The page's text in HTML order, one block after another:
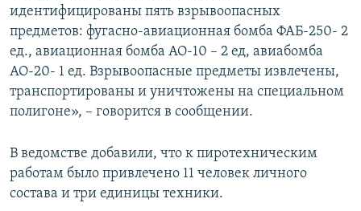
идентифицированы пять взрывоопасных
предметов: фугасно-авиационная бомба ФАБ-250- 2
ед., авиационная бомба АО-10 – 2 ед, авиабомба
АО-20- 1 ед. Взрывоопасные предметы извлечены,
транспортированы и уничтожены на специальном
полигоне», – говорится в сообщении.
В ведомстве добавили, что к пиротехническим
работам было привлечено 11 человек личного
состава и три единицы техники.